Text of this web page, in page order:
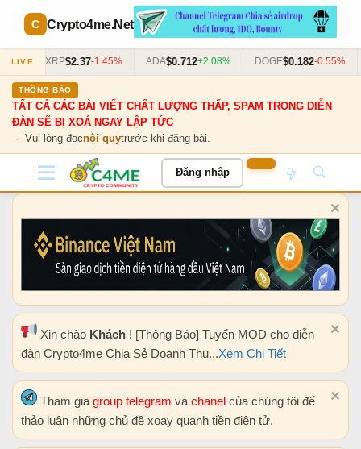
Crypto4me.Net
LIVE XRP$2.37-1.45% ADA$0.712+2.08% DOGE$0.182-0.55%
THÔNG BÁO
TẤT CẢ CÁC BÀI VIẾT CHẤT LƯỢNG THẤP, SPAM TRONG DIỄN
ĐÀN SẼ BỊ XOÁ NGAY LẬP TỨC
· Vui lòng đọcnội quytrước khi đăng bài.
Đăng nhập
Xin chào Khách ! [Thông Báo] Tuyển MOD cho diễn
đàn Crypto4me Chia Sẻ Doanh Thu...Xem Chi Tiết
Tham gia group telegram và chanel của chúng tôi để
thảo luận những chủ đề xoay quanh tiền điện tử.